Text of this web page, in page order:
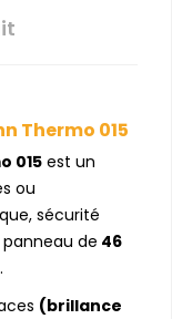
Thermo 015
015 est un
ou
sécurité
de 46
(brillance